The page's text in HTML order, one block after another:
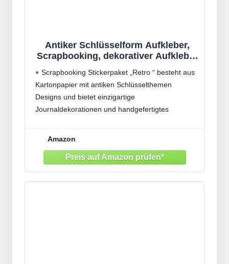
Antiker Schlüsselform Aufkleber,
Scrapbooking, dekorativer Aufkleber
Notizbuch, Tagebuch, Dekoration,
Retro Schlüssel
Scrapbooking Stickerpaket „Retro “ besteht aus
Kartonpapier mit antiken Schlüsselthemen
Designs und bietet einzigartige
Journaldekorationen und handgefertigtes
Verzierungszubehör für dekorative Planer,
Fotoalben oder handgefertigte Grußkarten suchen
Amazon